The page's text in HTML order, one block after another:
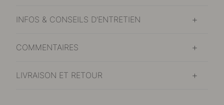
INFOS & CONSEILS D'ENTRETIEN
COMMENTAIRES
LIVRAISON ET RETOUR